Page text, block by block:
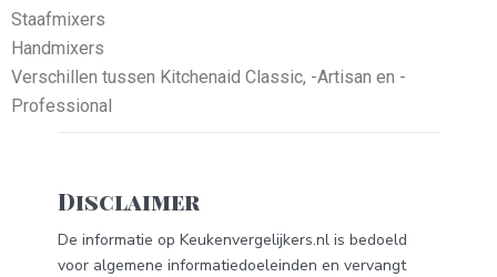
Staafmixers
Handmixers
Verschillen tussen Kitchenaid Classic, -Artisan en -
Professional
Disclaimer
De informatie op Keukenvergelijkers.nl is bedoeld
voor algemene informatiedoeleinden en vervangt